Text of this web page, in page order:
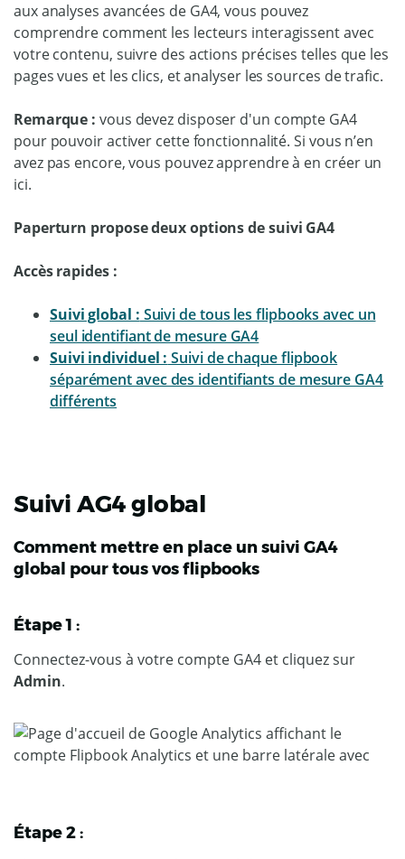
aux analyses avancées de GA4, vous pouvez
comprendre comment les lecteurs interagissent avec
votre contenu, suivre des actions précises telles que les
pages vues et les clics, et analyser les sources de trafic.
Remarque : vous devez disposer d'un compte GA4
pour pouvoir activer cette fonctionnalité. Si vous n’en
avez pas encore, vous pouvez apprendre à en créer un
ici.
Paperturn propose deux options de suivi GA4
Accès rapides :
Suivi global : Suivi de tous les flipbooks avec un
seul identifiant de mesure GA4
Suivi individuel : Suivi de chaque flipbook
séparément avec des identifiants de mesure GA4
différents
Suivi AG4 global
Comment mettre en place un suivi GA4
global pour tous vos flipbooks
Étape 1 :
Connectez-vous à votre compte GA4 et cliquez sur
Admin.
Étape 2 :